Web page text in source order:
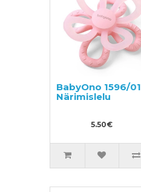
BabyOno 1596/01
Närimislelu
5.50€